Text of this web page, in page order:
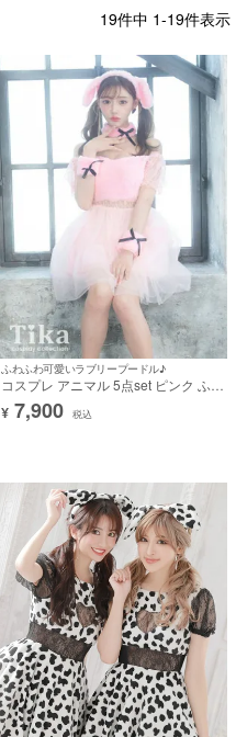
19件中 1-19件表示
ふわふわ可愛いラブリープードル♪
コスプレ アニマル 5点set ピンク ふわ
ふわ 黒リボン プードル 犬 ガーリー
(ワンピース/チョーカー/カチューシ
¥ 7,900 税込